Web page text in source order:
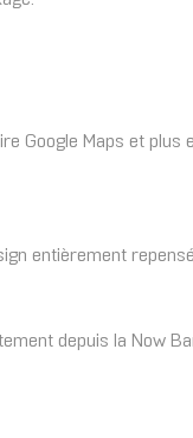
Google Maps et
entièrement
depuis la Now